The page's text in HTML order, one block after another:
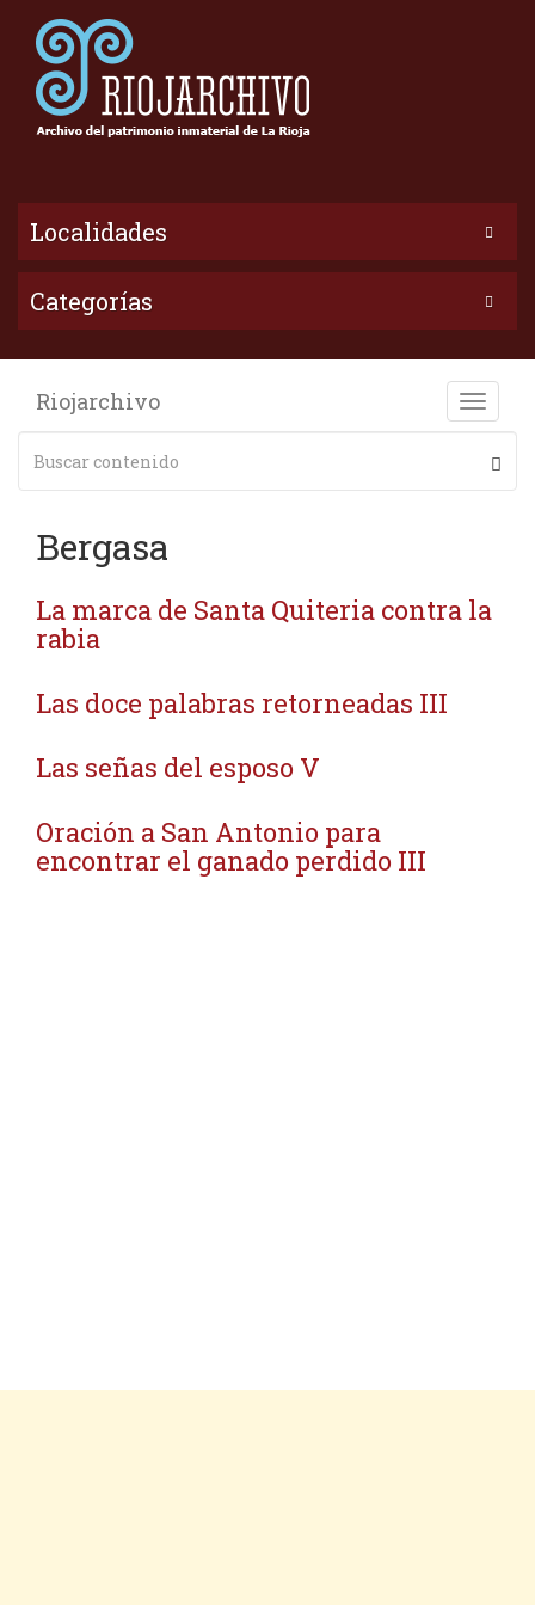
Localidades
Categorías
Toggle
Riojarchivo
Bergasa
La marca de Santa Quiteria contra la
rabia
Las doce palabras retorneadas III
Las señas del esposo V
Oración a San Antonio para
encontrar el ganado perdido III